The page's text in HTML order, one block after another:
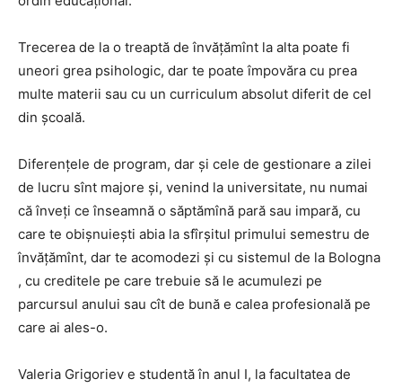
Trecerea de la o treaptă de învăţămînt la alta poate fi
uneori grea psihologic, dar te poate împovăra cu prea
multe materii sau cu un curriculum absolut diferit de cel
din şcoală.
Diferenţele de program, dar şi cele de gestionare a zilei
de lucru sînt majore şi, venind la universitate, nu numai
că înveţi ce înseamnă o săptămînă pară sau impară, cu
care te obişnuieşti abia la sfîrşitul primului semestru de
învăţămînt, dar te acomodezi şi cu sistemul de la Bologna
, cu creditele pe care trebuie să le acumulezi pe
parcursul anului sau cît de bună e calea profesională pe
care ai ales-o.
Valeria Grigoriev e studentă în anul I, la facultatea de